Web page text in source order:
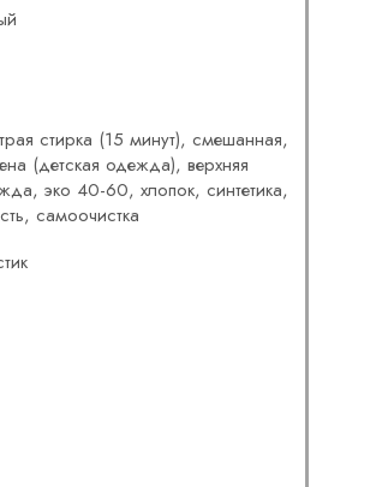
стирка (15 минут), смешанная,
(детская одежда), верхняя
эко 40-60, хлопок, синтетика,
самоочистка